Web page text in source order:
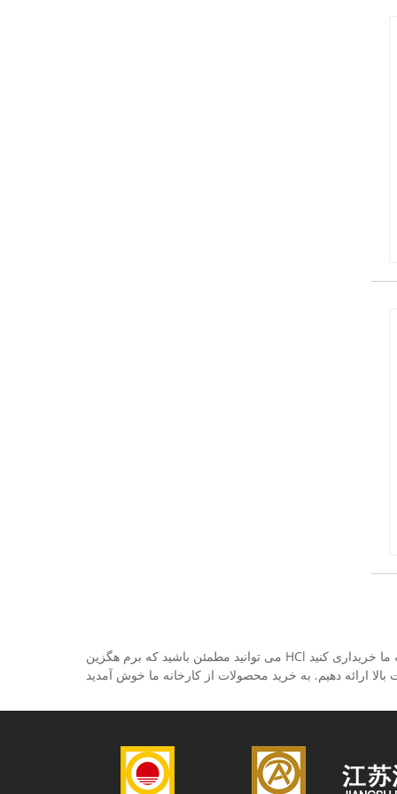
می توانید مطمئن باشید که برم هگزین HCl ساخت چین را از کارخانه ما خریداری کنید. Run'an Pharmaceutical یک تولید کننده و تامین کننده حرفه ای چین برم هگزین HCl است، ما می توانیم